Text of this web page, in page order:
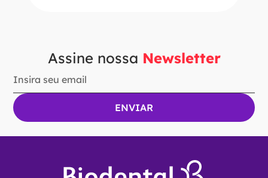
Assine nossa Newsletter